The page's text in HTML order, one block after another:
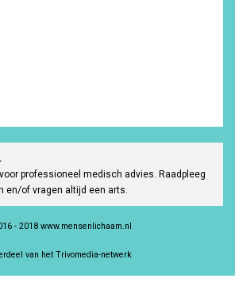
professioneel medisch advies. Raadpleeg
en/of vragen altijd een arts.
- 2018 www.mensenlichaam.nl
van het Trivomedia-netwerk